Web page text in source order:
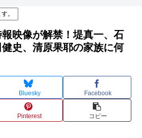
。
映像が解禁！堤真一、石
史、清原果耶の家族に何
Bluesky Facebook
Pinterest コピー